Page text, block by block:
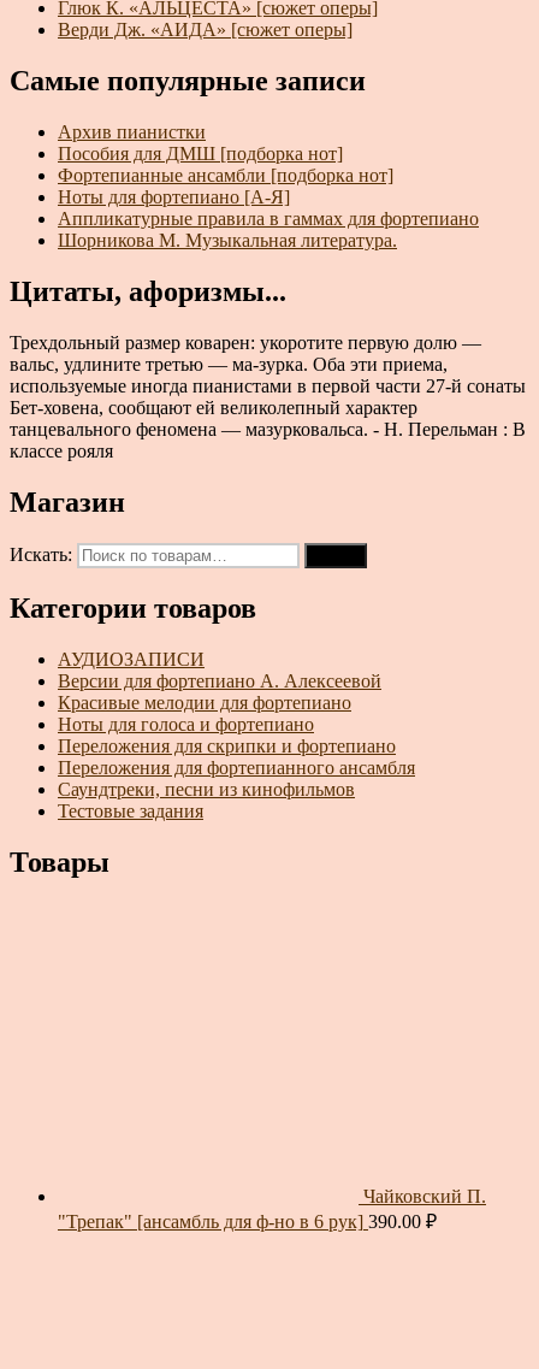
Глюк К. «АЛЬЦЕСТА» [сюжет оперы]
Верди Дж. «АИДА» [сюжет оперы]
Самые популярные записи
Архив пианистки
Пособия для ДМШ [подборка нот]
Фортепианные ансамбли [подборка нот]
Ноты для фортепиано [А-Я]
Аппликатурные правила в гаммах для фортепиано
Шорникова М. Музыкальная литература.
Цитаты, афоризмы...
Трехдольный размер коварен: укоротите первую долю —
вальс, удлините третью — ма-зурка. Оба эти приема,
используемые иногда пианистами в первой части 27-й сонаты
Бет-ховена, сообщают ей великолепный характер
танцевального феномена — мазурковальса. - Н. Перельман : В
классе рояля
Магазин
Искать:
Категории товаров
АУДИОЗАПИСИ
Версии для фортепиано А. Алексеевой
Красивые мелодии для фортепиано
Ноты для голоса и фортепиано
Переложения для скрипки и фортепиано
Переложения для фортепианного ансамбля
Саундтреки, песни из кинофильмов
Тестовые задания
Товары
Чайковский П.
"Трепак" [ансамбль для ф-но в 6 рук] 390.00 ₽